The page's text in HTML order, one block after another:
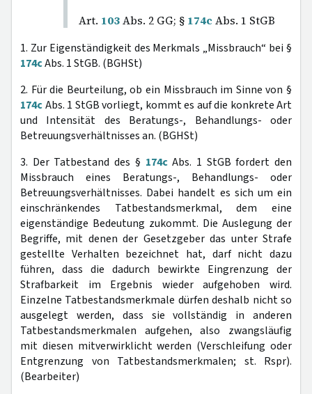
Art. 103Abs. 2 GG; § 174cAbs. 1 StGB
1. Zur Eigenständigkeit des Merkmals „Missbrauch“ bei §
174cAbs. 1 StGB. (BGHSt)
2. Für die Beurteilung, ob ein Missbrauch im Sinne von §
174cAbs. 1 StGB vorliegt, kommt es auf die konkrete Art
und Intensität des Beratungs-, Behandlungs- oder
Betreuungsverhältnisses an. (BGHSt)
3. Der Tatbestand des § 174cAbs. 1 StGB fordert den
Missbrauch eines Beratungs-, Behandlungs- oder
Betreuungsverhältnisses. Dabei handelt es sich um ein
einschränkendes Tatbestandsmerkmal, dem eine
eigenständige Bedeutung zukommt. Die Auslegung der
Begriffe, mit denen der Gesetzgeber das unter Strafe
gestellte Verhalten bezeichnet hat, darf nicht dazu
führen, dass die dadurch bewirkte Eingrenzung der
Strafbarkeit im Ergebnis wieder aufgehoben wird.
Einzelne Tatbestandsmerkmale dürfen deshalb nicht so
ausgelegt werden, dass sie vollständig in anderen
Tatbestandsmerkmalen aufgehen, also zwangsläufig
mit diesen mitverwirklicht werden (Verschleifung oder
Entgrenzung von Tatbestandsmerkmalen; st. Rspr).
(Bearbeiter)